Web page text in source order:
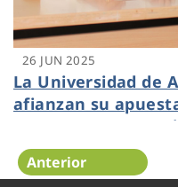
26 JUN 2025
La Universidad de
afianzan su
y renuevan convenio
Anterior